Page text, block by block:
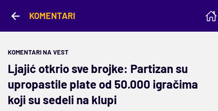
KOMENTARI
KOMENTARI NA VEST
Ljajić otkrio sve brojke: Partizan su
upropastile plate od 50.000 igračima
koji su sedeli na klupi